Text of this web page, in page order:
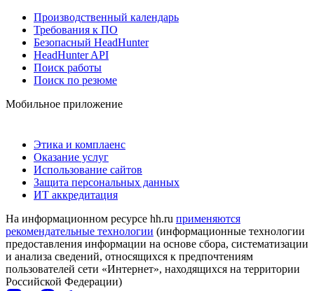
Производственный календарь
Требования к ПО
Безопасный HeadHunter
HeadHunter API
Поиск работы
Поиск по резюме
Мобильное приложение
Этика и комплаенс
Оказание услуг
Использование сайтов
Защита персональных данных
ИТ аккредитация
На информационном ресурсе hh.ru применяются
рекомендательные технологии (информационные технологии
предоставления информации на основе сбора, систематизации
и анализа сведений, относящихся к предпочтениям
пользователей сети «Интернет», находящихся на территории
Российской Федерации)